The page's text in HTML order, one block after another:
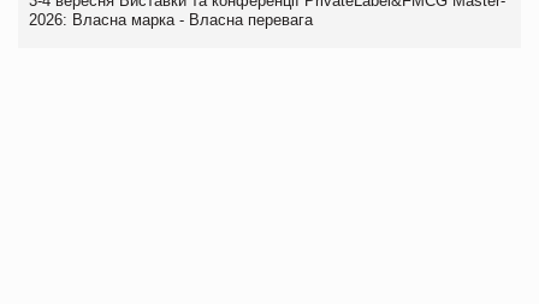
2026: Власна марка - Власна перевага